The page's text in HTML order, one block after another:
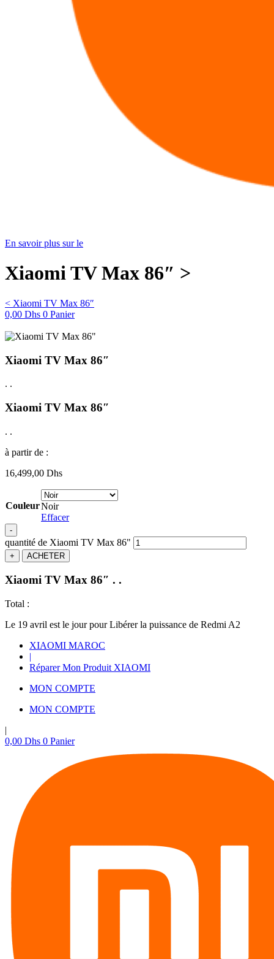
En savoir plus sur le
Xiaomi TV Max 86″ >
< Xiaomi TV Max 86″
0,00 Dhs 0 Panier
Xiaomi TV Max 86″
. .
Xiaomi TV Max 86″
. .
à partir de :
16,499,00 Dhs
CouleurNoir
Effacer
-
quantité de Xiaomi TV Max 86"
+ ACHETER
Xiaomi TV Max 86″ . .
Total :
Le 19 avril est le jour pour Libérer la puissance de Redmi A2
XIAOMI MAROC
|
Réparer Mon Produit XIAOMI
MON COMPTE
MON COMPTE
|
0,00 Dhs 0 Panier